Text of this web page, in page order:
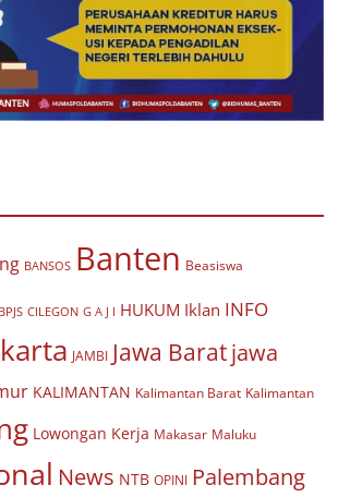
BANSOS Banten Beasiswa
BPJS CILEGON G A J I HUKUM Iklan INFO
JAMBI Jawa Baratjawa
KALIMANTAN Kalimantan Barat Kalimantan
Lowongan Kerja Makasar Maluku
News NTB OPINI Palembang